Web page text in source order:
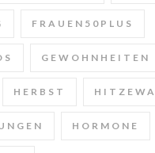
FRAUEN50PLUS
GEWOHNHEITEN
HERBST HITZEWA
HORMONE